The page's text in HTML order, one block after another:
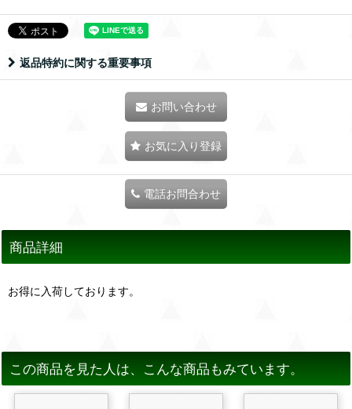
返品特約に関する重要事項
お問い合わせ
お気に入り登録
電話お問合わせ
商品詳細
お得に入荷しております。
この商品を見た人は、こんな商品もみています。